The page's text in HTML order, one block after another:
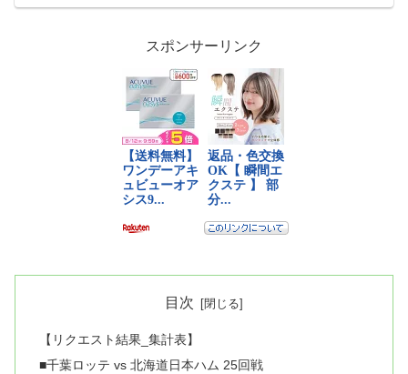
スポンサーリンク
目次
【リクエスト結果_集計表】
■千葉ロッテ vs 北海道日本ハム 25回戦